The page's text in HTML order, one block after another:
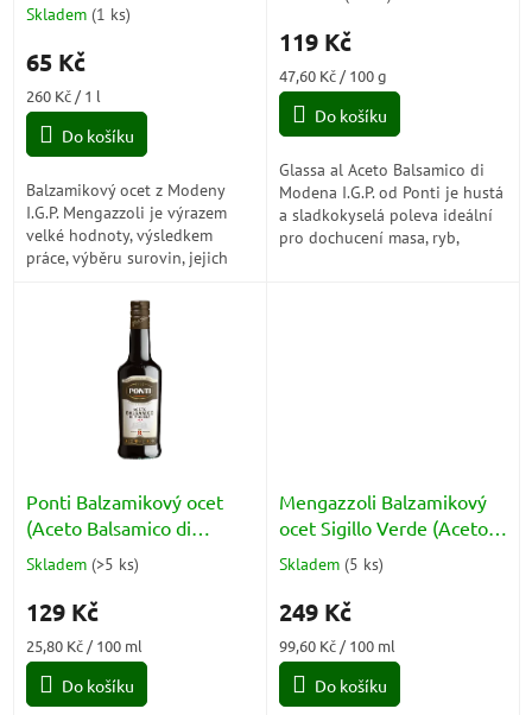
Modena) IGP 250ml
Skladem (1 ks)
65 Kč
Měrná
cena:
260 Kč / 1 l
Do košíku
Balzamikový ocet z Modeny
I.G.P. Mengazzoli je výrazem
velké hodnoty, výsledkem
práce, výběru surovin, jejich
produktu
5,0
5
119 Kč
Měrná
cena:
47,60 Kč / 100 g
Do košíku
Glassa al Aceto Balsamico di
Modena I.G.P. od Ponti je hustá
a sladkokyselá poleva ideální
pro dochucení masa, ryb,
Ponti Balzamikový ocet
(Aceto Balsamico di
Modena) 500ml
Průměrné
produktu
5,0
5
Skladem (>5 ks)
129 Kč
Měrná
cena:
25,80 Kč / 100 ml
Do košíku
Mengazzoli Balzamikový
ocet Sigillo Verde (Aceto
Balsamico di Modena) BIO
IGP 250ml
Průměrné
produktu
5,0
5
Skladem (5 ks)
249 Kč
Měrná
cena:
99,60 Kč / 100 ml
Do košíku